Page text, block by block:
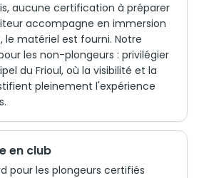
aucune certification à préparer
accompagne en immersion
le matériel est fourni. Notre
les non-plongeurs : privilégier
du Frioul, où la visibilité et la
pleinement l'expérience
en club
pour les plongeurs certifiés